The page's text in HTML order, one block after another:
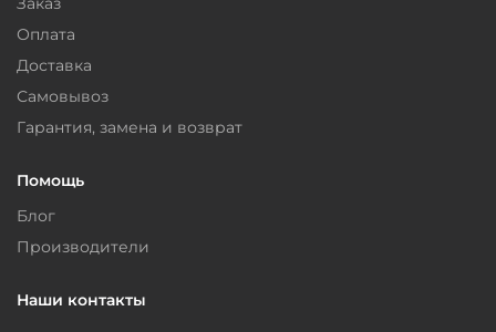
Оплата
Доставка
Самовывоз
Гарантия, замена и возврат
Помощь
Блог
Производители
Наши контакты